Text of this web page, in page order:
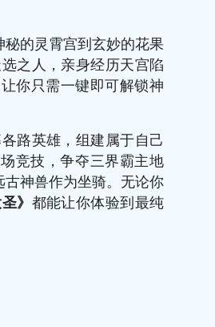
的灵霄宫到玄妙的花果
之人，亲身经历天宫陷
你只需一键即可解锁神
路英雄，组建属于自己
竞技，争夺三界霸主地
神兽作为坐骑。无论你
》 都能让你体验到最纯